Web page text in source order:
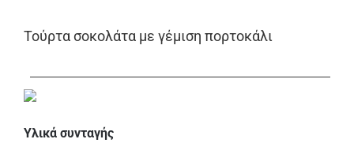
Τούρτα σοκολάτα με γέμιση πορτοκάλι
Υλικά συνταγής